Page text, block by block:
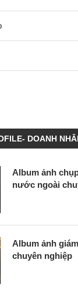
DOANH
Album ảnh
nước ngoài
Album ảnh
chuyên nghiệp